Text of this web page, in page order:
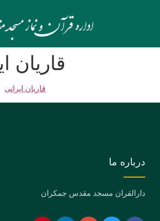
قاریان
قاریان ایرانی
درباره ما
دارالقران مسجد مقدس جمکران